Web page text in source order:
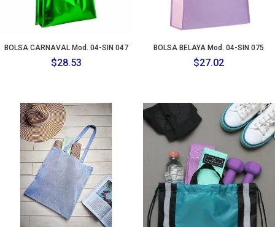
BOLSA CARNAVAL Mod. 04-SIN 047
$28.53
BOLSA BELAYA Mod. 04-SIN 075
$27.02